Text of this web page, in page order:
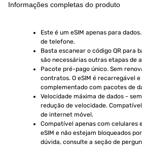
Informações completas do produto
Este é um eSIM apenas para
de telefone.
Basta escanear o código QR para
são necessárias outras etapas de
Pacote pré-pago único. Sem
contratos. O eSIM é recarregável e
complementado com pacotes de
Velocidade máxima de dados -
redução de velocidade.
de internet móvel.
Compatível apenas com celulares
eSIM e não estejam bloqueados
dúvida, consulte a seção de